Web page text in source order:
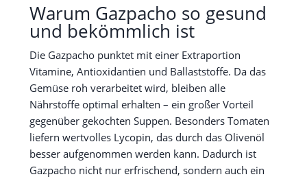
Warum Gazpacho so gesund
und bekömmlich ist
Die Gazpacho punktet mit einer Extraportion
Vitamine, Antioxidantien und Ballaststoffe. Da das
Gemüse roh verarbeitet wird, bleiben alle
Nährstoffe optimal erhalten – ein großer Vorteil
gegenüber gekochten Suppen. Besonders Tomaten
liefern wertvolles Lycopin, das durch das Olivenöl
besser aufgenommen werden kann. Dadurch ist
Gazpacho nicht nur erfrischend, sondern auch ein